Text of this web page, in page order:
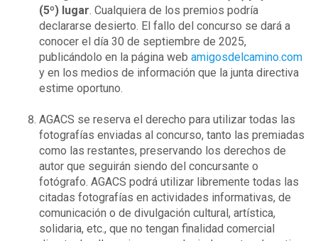
(5º) lugar . Cualquiera de los premios podría
declararse desierto. El fallo del concurso se dará a
conocer el día 30 de septiembre de 2025,
publicándolo en la página web amigosdelcamino.com
y en los medios de información que la junta directiva
estime oportuno.
AGACS se reserva el derecho para utilizar todas las
fotografías enviadas al concurso, tanto las premiadas
como las restantes, preservando los derechos de
autor que seguirán siendo del concursante o
fotógrafo. AGACS podrá utilizar libremente todas las
citadas fotografías en actividades informativas, de
comunicación o de divulgación cultural, artística,
solidaria, etc., que no tengan finalidad comercial